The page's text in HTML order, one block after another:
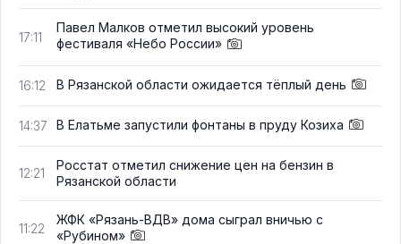
17:11
Павел Малков отметил высокий уровень
фестиваля «Небо России»
16:12 В Рязанской области ожидается тёплый день
14:37 В Елатьме запустили фонтаны в пруду Козиха
12:21
Росстат отметил снижение цен на бензин в
Рязанской области
11:22
ЖФК «Рязань-ВДВ» дома сыграл вничью с
«Рубином»